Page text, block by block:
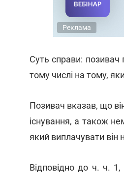
Реклама
Суть справи: позивач
тому числі на тому,
Позивач вказав, що
існування, а також
який виплачувати він
Відповідно до ч. ч.